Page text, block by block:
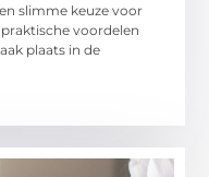
slimme keuze voor
voordelen
plaats in de